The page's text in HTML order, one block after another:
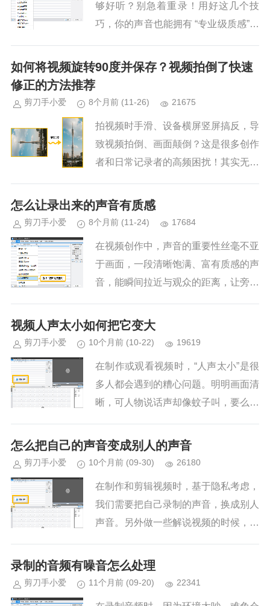
够好听？别急着重录！用好这几个技
巧，你的声音也能拥有 “专业级质感”。
这样的困扰：明明内容很好，但声音听
如何将视频旋转90度并保存？视频拍倒了快速
修正的方法推荐
剪刀手小爱 8个月前 (11-26) 21675
拍视频时手滑、设备横屏竖屏搞反，导
致视频拍倒、画面颠倒？这是很多创作
者和日常记录者的高频困扰！其实无需
转90度并保存，还能顺带优化画面效
果。下面分享3种实用方法，覆盖...
怎么让录出来的声音有质感
剪刀手小爱 8个月前 (11-24) 17684
在视频创作中，声音的重要性丝毫不亚
于画面，一段清晰饱满、富有质感的声
音，能瞬间拉近与观众的距离，让旁白
刺耳、杂音遍布的录音，哪怕画面再精
致，也会拉低整体观感。很多人以...
视频人声太小如何把它变大
剪刀手小爱 10个月前 (10-22) 19619
在制作或观看视频时，“人声太小”是很
多人都会遇到的糟心问题。明明画面清
晰，可人物说话声却像蚊子叫，要么得
影响观看体验。其实，只要找对原因和
工具，这个问题很容易解决。下...
怎么把自己的声音变成别人的声音
剪刀手小爱 10个月前 (09-30) 26180
在制作和剪辑视频时，基于隐私考虑，
我们需要把自己录制的声音，换成别人
声音。另外做一些解说视频的时候，我
解说的声音。那么怎么把自己的声音变
成别人的声音？下面根据不同的声...
录制的音频有噪音怎么处理
剪刀手小爱 11个月前 (09-20) 22341